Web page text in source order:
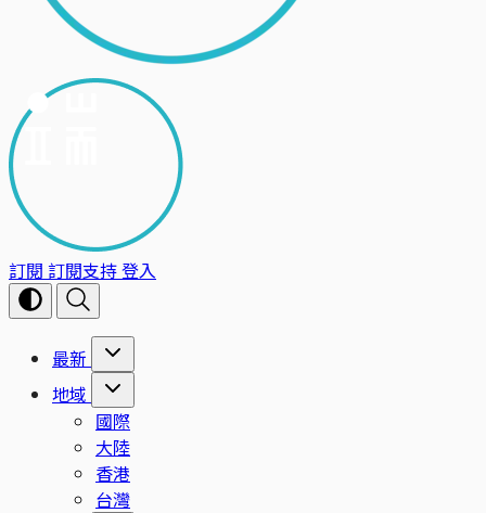
訂閱 訂閱支持登入
最新
地域
國際
大陸
香港
台灣